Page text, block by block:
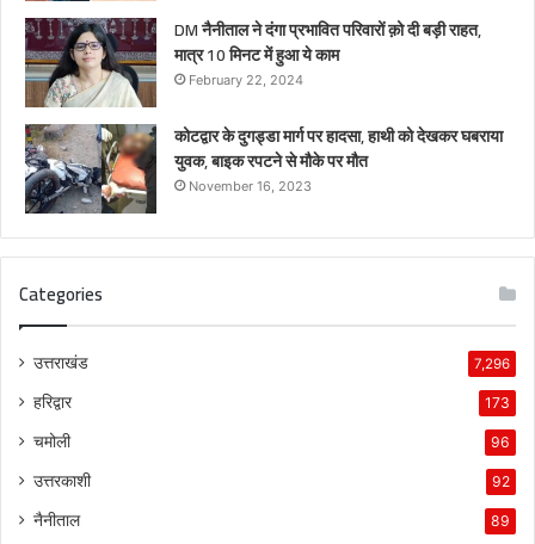
DM नैनीताल ने दंगा प्रभावित परिवारों क़ो दी बड़ी राहत,
मात्र 10 मिनट में हुआ ये काम
February 22, 2024
कोटद्वार के दुगड्डा मार्ग पर हादसा, हाथी को देखकर घबराया
युवक, बाइक रपटने से मौके पर मौत
November 16, 2023
Categories
उत्तराखंड 7,296
हरिद्वार 173
चमोली 96
उत्तरकाशी 92
नैनीताल 89